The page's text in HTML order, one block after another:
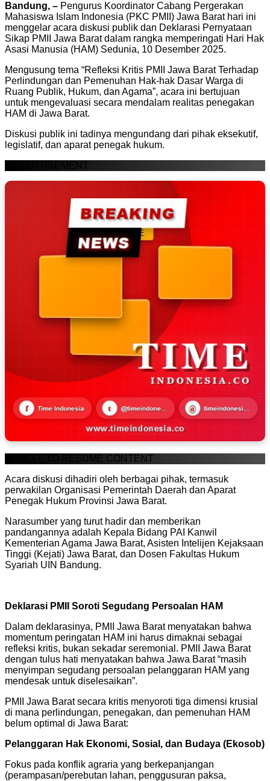
Bandung, – Pengurus Koordinator Cabang Pergerakan
Mahasiswa Islam Indonesia (PKC PMII) Jawa Barat hari ini
menggelar acara diskusi publik dan Deklarasi Pernyataan
Sikap PMII Jawa Barat dalam rangka memperingati Hari Hak
Asasi Manusia (HAM) Sedunia, 10 Desember 2025.
Mengusung tema “Refleksi Kritis PMII Jawa Barat Terhadap
Perlindungan dan Pemenuhan Hak-hak Dasar Warga di
Ruang Publik, Hukum, dan Agama”, acara ini bertujuan
untuk mengevaluasi secara mendalam realitas penegakan
HAM di Jawa Barat.
Diskusi publik ini tadinya mengundang dari pihak eksekutif,
legislatif, dan aparat penegak hukum.
ADVERTISEMENT
SCROLL TO RESUME CONTENT
Acara diskusi dihadiri oleh berbagai pihak, termasuk
perwakilan Organisasi Pemerintah Daerah dan Aparat
Penegak Hukum Provinsi Jawa Barat.
Narasumber yang turut hadir dan memberikan
pandangannya adalah Kepala Bidang PAI Kanwil
Kementerian Agama Jawa Barat, Asisten Intelijen Kejaksaan
Tinggi (Kejati) Jawa Barat, dan Dosen Fakultas Hukum
Syariah UIN Bandung.
Deklarasi PMII Soroti Segudang Persoalan HAM
Dalam deklarasinya, PMII Jawa Barat menyatakan bahwa
momentum peringatan HAM ini harus dimaknai sebagai
refleksi kritis, bukan sekadar seremonial. PMII Jawa Barat
dengan tulus hati menyatakan bahwa Jawa Barat “masih
menyimpan segudang persoalan pelanggaran HAM yang
mendesak untuk diselesaikan”.
PMII Jawa Barat secara kritis menyoroti tiga dimensi krusial
di mana perlindungan, penegakan, dan pemenuhan HAM
belum optimal di Jawa Barat:
Pelanggaran Hak Ekonomi, Sosial, dan Budaya (Ekosob)
Fokus pada konflik agraria yang berkepanjangan
(perampasan/perebutan lahan, penggusuran paksa,